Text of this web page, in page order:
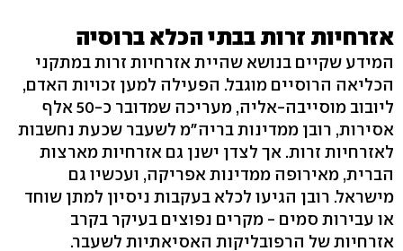
אזרחיות זרות בבתי הכלא ברוסיה
המידע שקיים בנושא שהיית אזרחיות זרות במתקני
הכליאה הרוסיים מוגבל. הפעילה למען זכויות האדם,
ליובוב מוסייבה-אליה, מעריכה שמדובר כ-50 אלף
אסירות, רובן ממדינות בריה"מ לשעבר שכעת נחשבות
לאזרחיות זרות. אך לצדן ישנן גם אזרחיות מארצות
הברית, מאירופה ממדינות אפריקה, ועכשיו גם
מישראל. רובן הגיעו לכלא בעקבות ניסיון למתן שוחד
או עבירות סמים - מקרים נפוצים בעיקר בקרב
אזרחיות של הרפובליקות האסיאתיות לשעבר.